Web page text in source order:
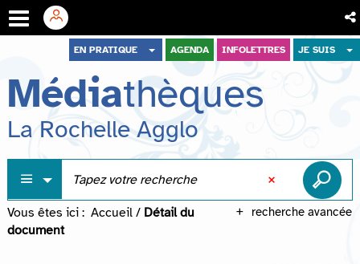
menu
contenu
recherche
EN PRATIQUE AGENDA INFOLETTRES JE SUIS
Médiathèques
La Rochelle Agglo
recherche avancée
Vous êtes ici : Accueil / Détail du
document